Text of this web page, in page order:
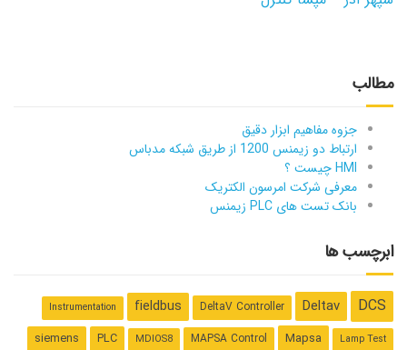
مطالب
جزوه مفاهیم ابزار دقیق
ارتباط دو زیمنس 1200 از طریق شبکه مدباس
HMI چیست ؟
معرفی شرکت امرسون الکتریک
بانک تست های PLC زیمنس
ابرچسب ها
DCS
Deltav
DeltaV Controller
fieldbus
Instrumentation
Lamp Test
Mapsa
MAPSA Control
MDIOS8
PLC
siemens